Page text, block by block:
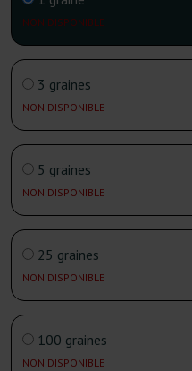
NON DISPONIBLE
3 graines
NON DISPONIBLE
5 graines
NON DISPONIBLE
25 graines
NON DISPONIBLE
100 graines
NON DISPONIBLE